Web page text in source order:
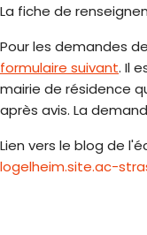
La fiche de
Pour les demandes
formulaire suivant. Il
mairie de résidence
après avis. La
Lien vers le blog de
logelheim.site.ac-